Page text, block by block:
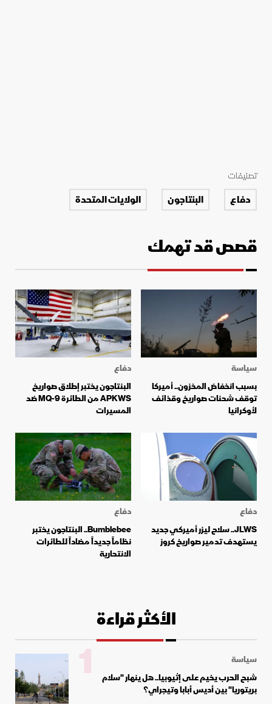
تصنيفات
دفاع البنتاجون الولايات المتحدة
قصص قد تهمك
سياسة
بسبب انخفاض المخزون.. أميركا
توقف شحنات صواريخ وقذائف
لأوكرانيا
دفاع
البنتاجون يختبر إطلاق صواريخ
APKWS من الطائرة MQ-9 ضد
المسيرات
دفاع
JLWS.. سلاح ليزر أميركي جديد
يستهدف تدمير صواريخ كروز
دفاع
Bumblebee.. البنتاجون يختبر
نظاماً جديداً مضاداً للطائرات
الانتحارية
الأكثر قراءة
سياسة
شبح الحرب يخيم على إثيوبيا.. هل ينهار "سلام
بريتوريا" بين أديس أبابا وتيجراي؟
1